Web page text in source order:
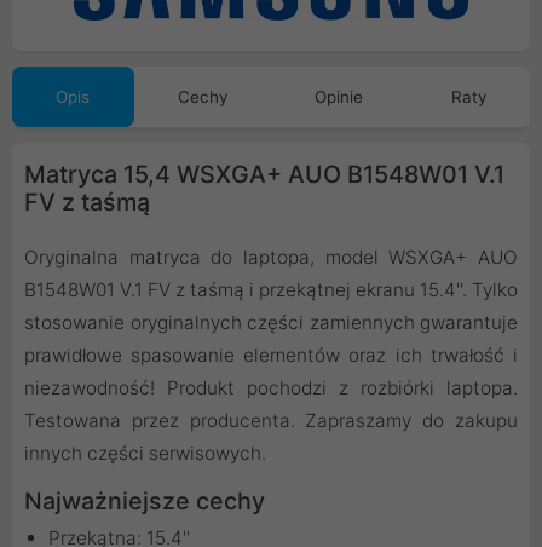
Opis Cechy Opinie Raty
Matryca 15,4 WSXGA+ AUO B1548W01 V.1
FV z taśmą
Oryginalna matryca do laptopa, model WSXGA+ AUO
B1548W01 V.1 FV z taśmą i przekątnej ekranu 15.4''. Tylko
stosowanie oryginalnych części zamiennych gwarantuje
prawidłowe spasowanie elementów oraz ich trwałość i
niezawodność! Produkt pochodzi z rozbiórki laptopa.
Testowana przez producenta. Zapraszamy do zakupu
innych części serwisowych.
Najważniejsze cechy
Przekątna: 15.4''